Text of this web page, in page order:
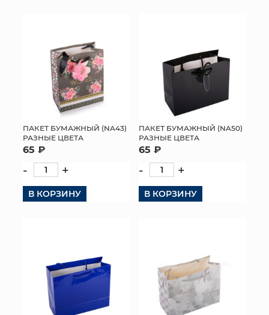
ПАКЕТ БУМАЖНЫЙ (NA43)
РАЗНЫЕ ЦВЕТА
65 ₽
- +
В КОРЗИНУ
ПАКЕТ БУМАЖНЫЙ (NA50)
РАЗНЫЕ ЦВЕТА
65 ₽
- +
В КОРЗИНУ